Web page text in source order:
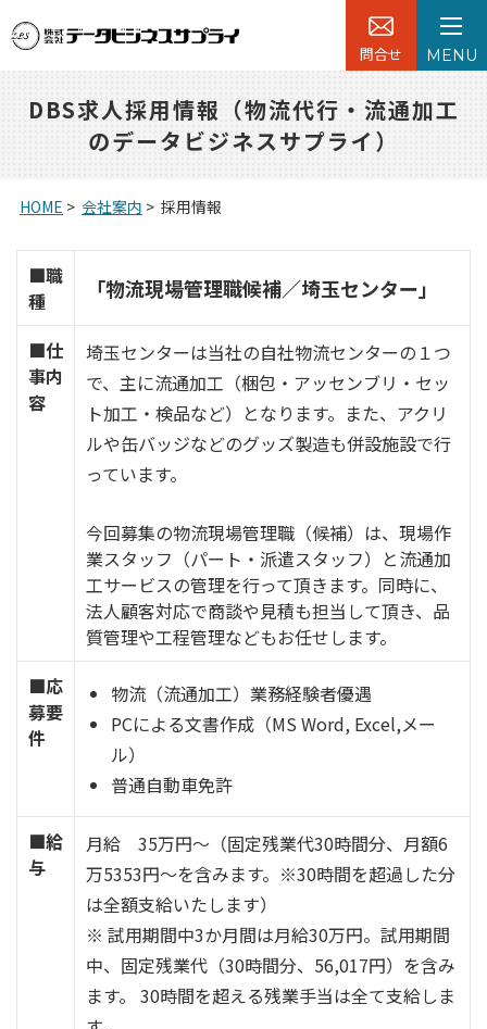
MENU
問合せ
DBS求人採用情報（物流代行・流通加工
のデータビジネスサプライ）
HOME > 会社案内 > 採用情報
■職
種
「物流現場管理職候補／埼玉センター」
■仕
事内
容
埼玉センターは当社の自社物流センターの１つ
で、主に流通加工（梱包・アッセンブリ・セッ
ト加工・検品など）となります。また、アクリ
ルや缶バッジなどのグッズ製造も併設施設で行
っています。
今回募集の物流現場管理職（候補）は、現場作
業スタッフ（パート・派遣スタッフ）と流通加
工サービスの管理を行って頂きます。同時に、
法人顧客対応で商談や見積も担当して頂き、品
質管理や工程管理などもお任せします。
■応
募要
件
物流（流通加工）業務経験者優遇
PCによる文書作成（MS Word, Excel,メー
ル）
普通自動車免許
■給
与
月給 35万円～（固定残業代30時間分、月額6
万5353円～を含みます。※30時間を超過した分
は全額支給いたします）
※ 試用期間中3か月間は月給30万円。試用期間
中、固定残業代（30時間分、56,017円）を含み
ます。 30時間を超える残業手当は全て支給しま